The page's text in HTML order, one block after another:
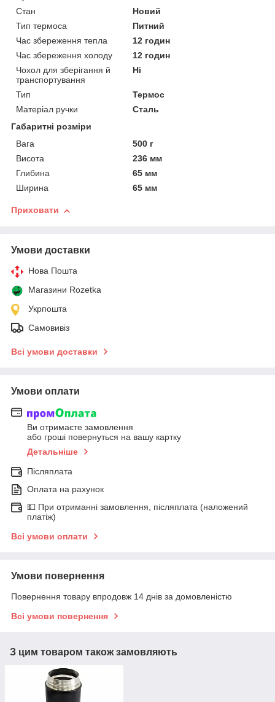
Стан
Новий
Тип термоса
Питний
Час збереження тепла
12 годин
Час збереження холоду
12 годин
Чохол для зберігання й
транспортування
Ні
Тип
Термос
Матеріал ручки
Сталь
Габаритні розміри
Вага
500 г
Висота
236 мм
Глибина
65 мм
Ширина
65 мм
Приховати
Умови доставки
Нова Пошта
Магазини Rozetka
Укрпошта
Самовивіз
Всі умови доставки
Умови оплати
Ви отримаєте замовлення
або гроші повернуться на вашу картку
Детальніше
Післяплата
Оплата на рахунок
💵 При отриманні замовлення, післяплата (наложений
платіж)
Всі умови оплати
Умови повернення
Повернення товару впродовж 14 днів за домовленістю
Всі умови повернення
З цим товаром також замовляють